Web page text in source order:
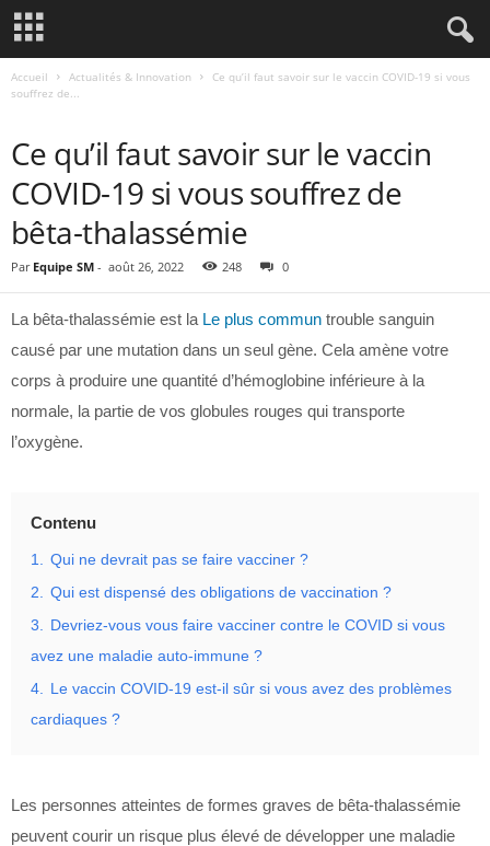
Accueil Actualités & Innovation
Ce qu’il faut savoir sur le vaccin COVID-19 si vous
souffrez de...
Ce qu’il faut savoir sur le vaccin
COVID-19 si vous souffrez de
bêta-thalassémie
Par Equipe SM - août 26, 2022 248 0
La bêta-thalassémie est la Le plus commun trouble sanguin
causé par une mutation dans un seul gène. Cela amène votre
corps à produire une quantité d’hémoglobine inférieure à la
normale, la partie de vos globules rouges qui transporte
l’oxygène.
Contenu
1. Qui ne devrait pas se faire vacciner ?
2. Qui est dispensé des obligations de vaccination ?
3. Devriez-vous vous faire vacciner contre le COVID si vous
avez une maladie auto-immune ?
4. Le vaccin COVID-19 est-il sûr si vous avez des problèmes
cardiaques ?
Les personnes atteintes de formes graves de bêta-thalassémie
peuvent courir un risque plus élevé de développer une maladie